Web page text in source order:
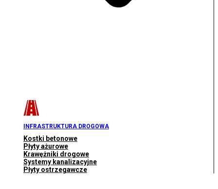
INFRASTRUKTURA DROGOWA
Kostki betonowe
Płyty ażurowe
Krawężniki drogowe
Systemy kanalizacyjne
Płyty ostrzegawcze